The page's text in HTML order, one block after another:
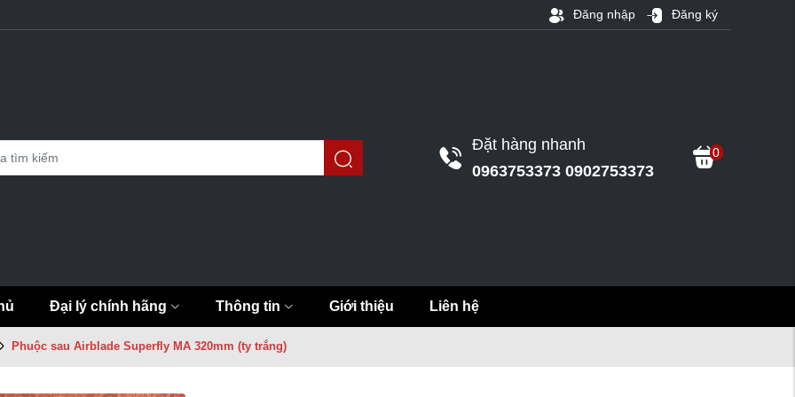
Đăng nhập Đăng ký
Đặt hàng nhanh
0963753373 0902753373
0
Đại lý chính hãng Thông tin Giới thiệu Liên hệ
Phuộc sau Airblade Superfly MA 320mm (ty trắng)